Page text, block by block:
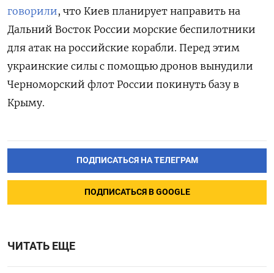
говорили, что Киев планирует направить на
Дальний Восток России морские беспилотники
для атак на российские корабли. Перед этим
украинские силы с помощью дронов вынудили
Черноморский флот России покинуть базу в
Крыму.
ПОДПИСАТЬСЯ НА ТЕЛЕГРАМ
ПОДПИСАТЬСЯ В GOOGLE
ЧИТАТЬ ЕЩЕ